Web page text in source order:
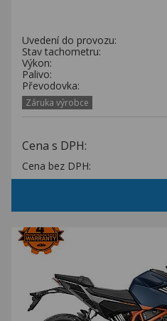
Uvedení do provozu:
Stav tachometru:
Výkon:
Palivo:
Převodovka:
Záruka výrobce
Cena s DPH:
Cena bez DPH: